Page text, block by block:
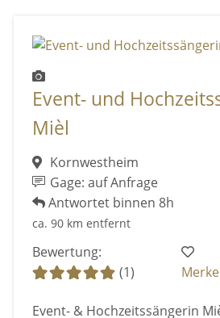
Event- und
Mièl
Kornwestheim
Gage: auf Anfrage
Antwortet binnen 8h
ca. 90 km entfernt
Bewertung:
(1)
Event- & Hochzeitssängerin